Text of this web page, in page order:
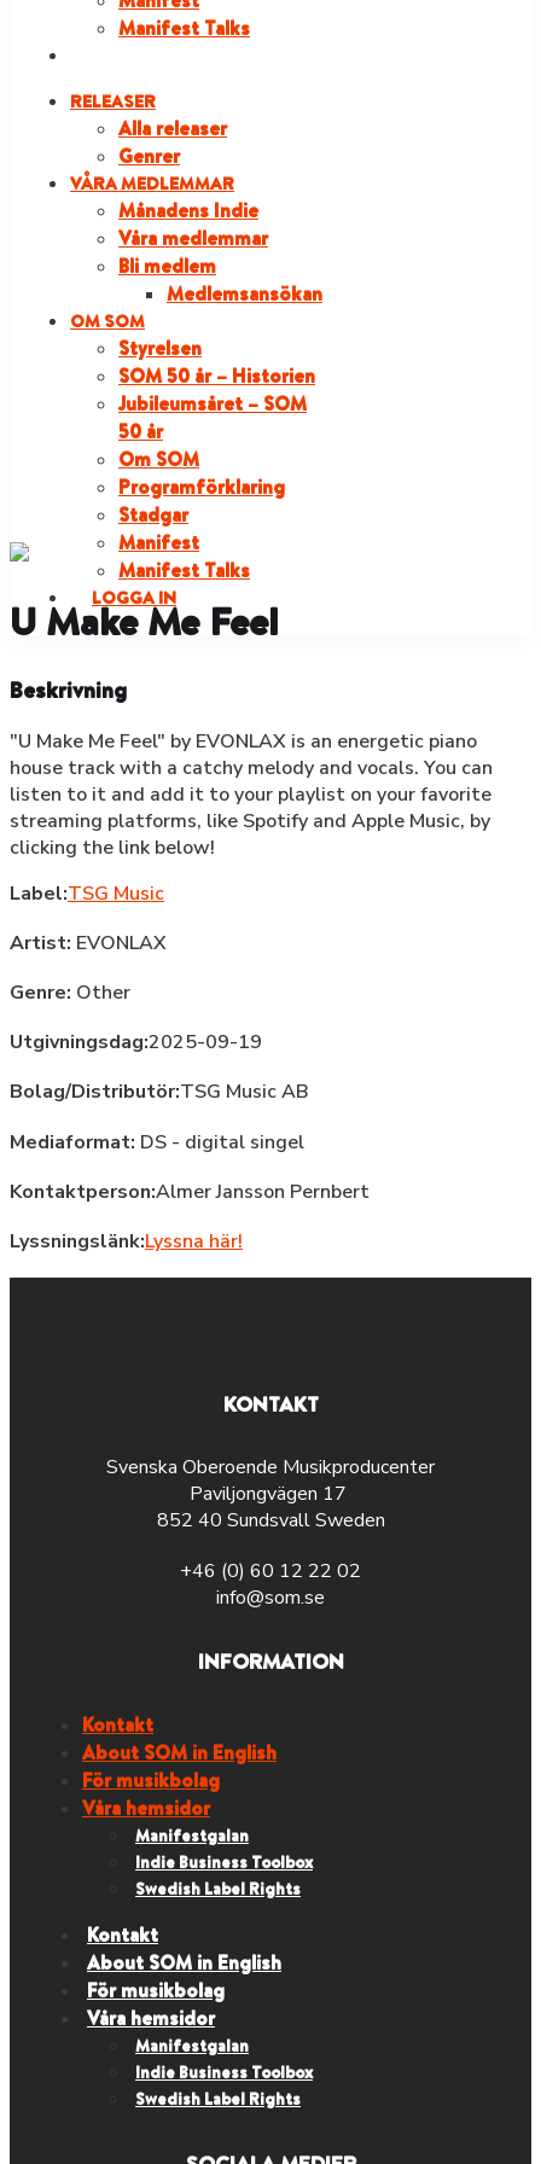
Manifest Talks
RELEASER
Alla releaser
Genrer
VÅRA MEDLEMMAR
Månadens Indie
Våra medlemmar
Bli medlem
Medlemsansökan
OM SOM
Styrelsen
SOM 50 år – Historien
Jubileumsåret – SOM
50 år
Om SOM
Programförklaring
Stadgar
Manifest
Manifest Talks
LOGGA IN
U Make Me Feel
Beskrivning
"U Make Me Feel" by EVONLAX is an energetic piano
house track with a catchy melody and vocals. You can
listen to it and add it to your playlist on your favorite
streaming platforms, like Spotify and Apple Music, by
clicking the link below!
Label:TSG Music
Artist: EVONLAX
Genre: Other
Utgivningsdag:2025-09-19
Bolag/Distributör:TSG Music AB
Mediaformat: DS - digital singel
Kontaktperson:Almer Jansson Pernbert
Lyssningslänk:Lyssna här!
KONTAKT
Svenska Oberoende Musikproducenter
Paviljongvägen 17
852 40 Sundsvall Sweden
+46 (0) 60 12 22 02
info@som.se
INFORMATION
Kontakt
About SOM in English
För musikbolag
Våra hemsidor
Manifestgalan
Indie Business Toolbox
Swedish Label Rights
Kontakt
About SOM in English
För musikbolag
Våra hemsidor
Manifestgalan
Indie Business Toolbox
Swedish Label Rights